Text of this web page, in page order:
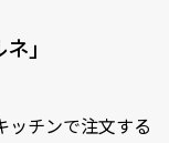
」
ッチンで注文する